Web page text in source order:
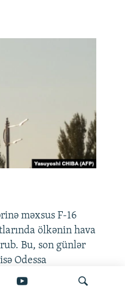
məxsus F-16
ölkənin hava
Bu, son günlər
Odessa
baş verib. Bu